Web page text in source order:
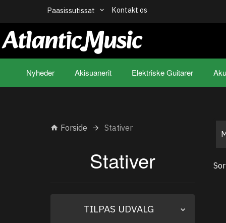
Paasissutissat Kontakt os
Nyheder Akisuanerit Elektriske Guitarer
Forside Stativer
Stativer
TILPAS UDVALG